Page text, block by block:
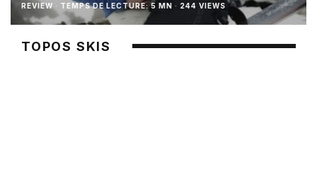
REVIEW · TEMPS DE LECTURE: 5 MN · 244 VIEWS
TOPOS SKIS